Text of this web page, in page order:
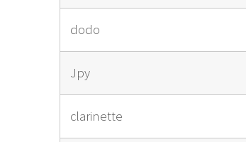
dodo
Jpy
clarinette